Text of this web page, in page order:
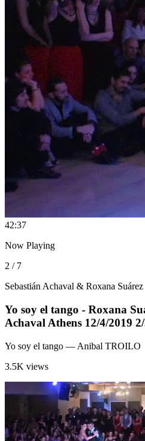
42:37
Now Playing
2 / 7
Sebastián Achaval & Roxana Suárez
Yo soy el tango - Roxana
Achaval Athens 12/4/2019
Yo soy el tango — Anibal TROILO
3.5K views